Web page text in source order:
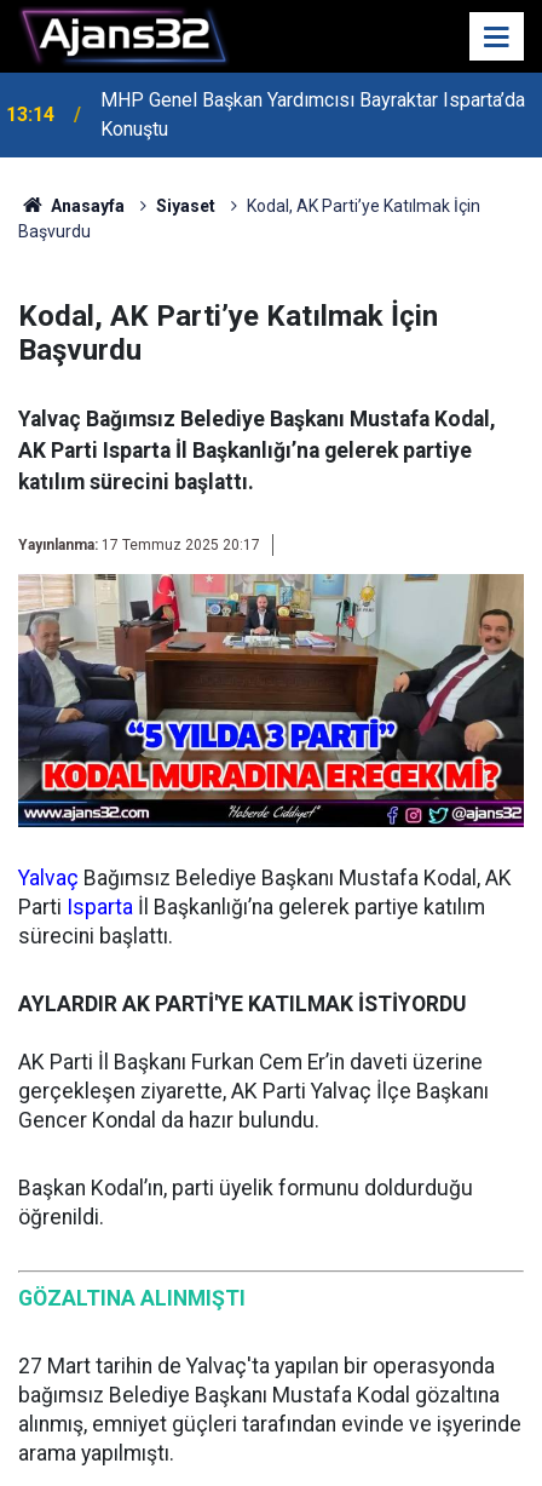
13:14
MHP Genel Başkan Yardımcısı Bayraktar Isparta’da
Konuştu
Anasayfa Siyaset
Kodal, AK Parti’ye Katılmak İçin
Başvurdu
Kodal, AK Parti’ye Katılmak İçin
Başvurdu
Yalvaç Bağımsız Belediye Başkanı Mustafa Kodal,
AK Parti Isparta İl Başkanlığı’na gelerek partiye
katılım sürecini başlattı.
Yayınlanma: 17 Temmuz 2025 20:17
Yalvaç Bağımsız Belediye Başkanı Mustafa Kodal, AK
Parti Isparta İl Başkanlığı’na gelerek partiye katılım
sürecini başlattı.
AYLARDIR AK PARTİ'YE KATILMAK İSTİYORDU
AK Parti İl Başkanı Furkan Cem Er’in daveti üzerine
gerçekleşen ziyarette, AK Parti Yalvaç İlçe Başkanı
Gencer Kondal da hazır bulundu.
Başkan Kodal’ın, parti üyelik formunu doldurduğu
öğrenildi.
GÖZALTINA ALINMIŞTI
27 Mart tarihin de Yalvaç'ta yapılan bir operasyonda
bağımsız Belediye Başkanı Mustafa Kodal gözaltına
alınmış, emniyet güçleri tarafından evinde ve işyerinde
arama yapılmıştı.